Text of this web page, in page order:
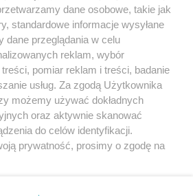
PRYWATNOŚCI HOSTING
RSS FACEBOOK KONTAKT
Nasze serwisy
Muzyka i kultura
Archiwum wydarzeń
dane osobowe, takie jak
standardowe informacje wysyłane
dane przeglądania w celu
reklam, wybór
pomiar reklam i treści, badanie
usług. Za zgodą Użytkownika
możemy używać dokładnych
oraz aktywnie skanować
do celów identyfikacji.
prywatność, prosimy o zgodę na